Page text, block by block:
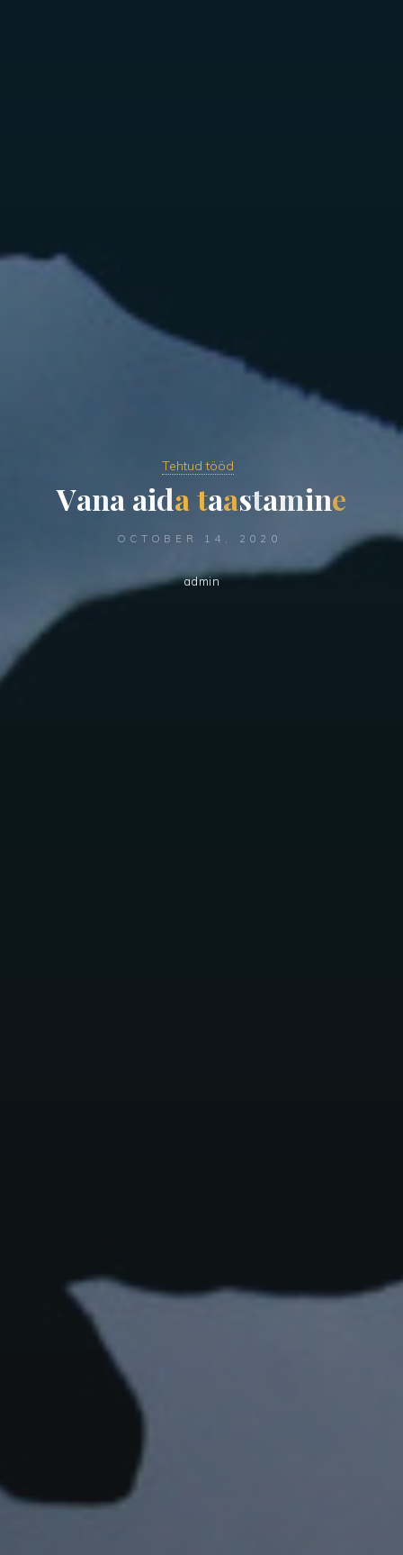
Tehtud tööd
Vana aidataastamine
OCTOBER 14, 2020
admin